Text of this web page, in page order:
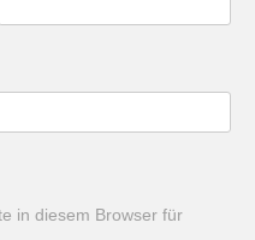
in diesem Browser für